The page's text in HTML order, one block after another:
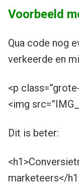
Voorbeeld
Qua code nog
verkeerde en
<p
<img
Dit is beter:
marketeers</